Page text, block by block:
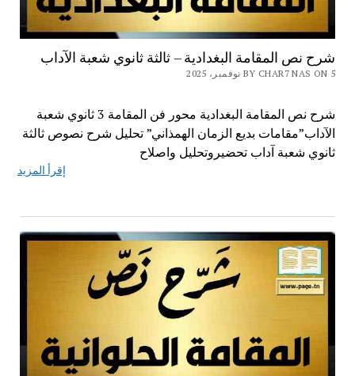
شرح نص المقامة البغدادية – ثالثة ثانوي شعبة الآداب
BY CHAR7 NAS ON 5 نوفمبر، 2025
شرح نص المقامة البغدادية محور فن المقامة 3 ثانوي شعبة
الآداب”مقامات بديع الزمان الهمذاني” تحليل شرح نصوص ثالثة
ثانوي شعبة آداب تحضيروتحليل واصلاح
إقرأ المزيد